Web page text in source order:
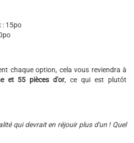
: 15po
chaque option, cela vous reviendra à
et 55 pièces d'or, ce qui est plutôt
qui devrait en réjouir plus d'un ! Quel